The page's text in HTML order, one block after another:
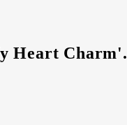
Heart Charm'.